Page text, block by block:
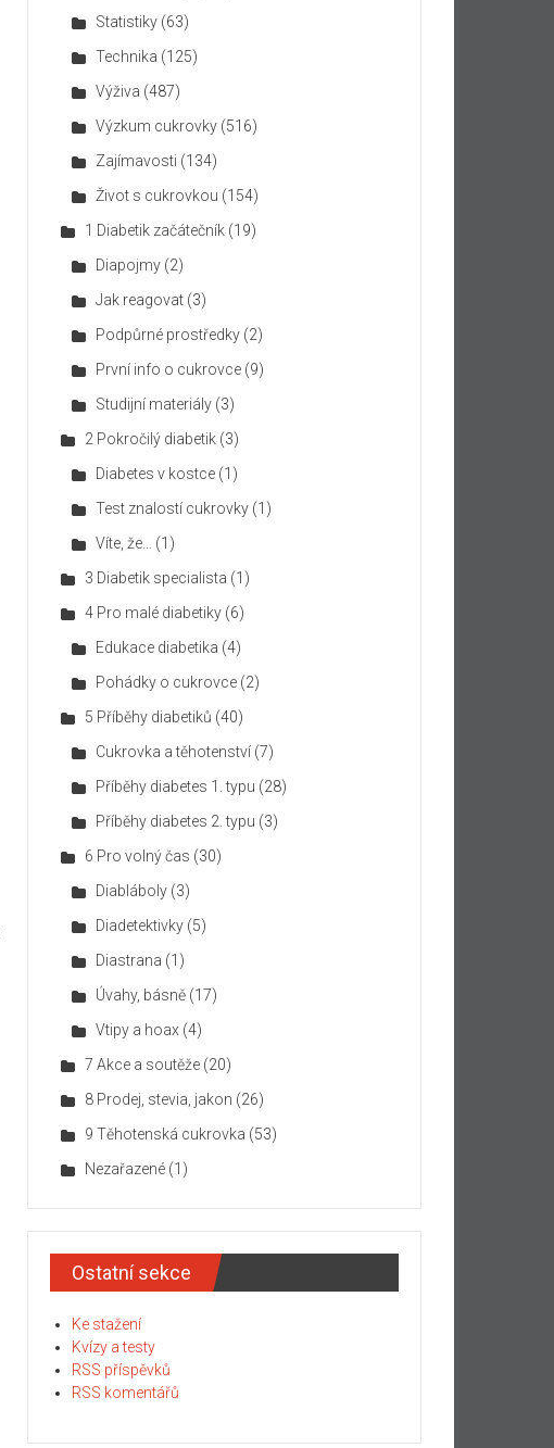
Statistiky (63)
Technika (125)
Výživa (487)
Výzkum cukrovky (516)
Zajímavosti (134)
Život s cukrovkou (154)
1 Diabetik začátečník (19)
Diapojmy (2)
Jak reagovat (3)
Podpůrné prostředky (2)
První info o cukrovce (9)
Studijní materiály (3)
2 Pokročilý diabetik (3)
Diabetes v kostce (1)
Test znalostí cukrovky (1)
Víte, že…
(1)
3 Diabetik specialista (1)
4 Pro malé diabetiky (6)
Edukace diabetika (4)
Pohádky o cukrovce (2)
5 Příběhy diabetiků (40)
Cukrovka a těhotenství (7)
Příběhy diabetes 1. typu (28)
Příběhy diabetes 2. typu (3)
6 Pro volný čas (30)
Diabláboly (3)
Diadetektivky (5)
Diastrana (1)
Úvahy, básně (17)
Vtipy a hoax (4)
7 Akce a soutěže (20)
8 Prodej, stevia, jakon (26)
9 Těhotenská cukrovka (53)
Nezařazené (1)
Ostatní sekce
Ke stažení
Kvízy a testy
RSS příspěvků
RSS komentářů